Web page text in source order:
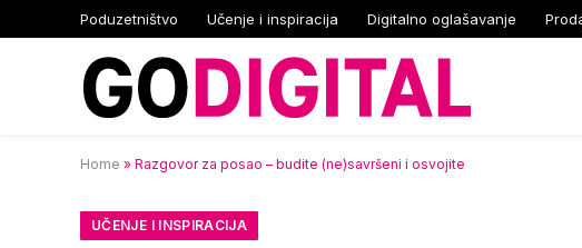
Poduzetništvo Učenje i inspiracija Digitalno oglašavanje
Home » Razgovor za posao – budite (ne)savršeni i osvojite
UČENJE I INSPIRACIJA